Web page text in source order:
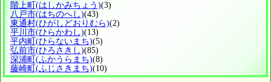
階上町 (はしかみちょう)(3)
八戸市(はちのへし)(43)
東通村(ひがしどおりむら)(2)
平川市(ひらかわし)(13)
平内町 (ひらないまち)(5)
弘前市(ひろさきし)(85)
深浦町 (ふかうらまち)(8)
藤崎町 (ふじさきまち)(10)